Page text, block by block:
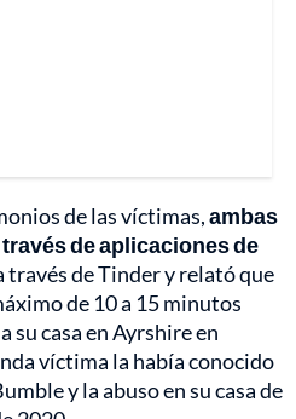
de las víctimas,ambas
de aplicaciones de
través de Tinder y relató que
de 10 a 15 minutos
su casa en Ayrshire en
víctima la había conocido
y la abuso en su casa de